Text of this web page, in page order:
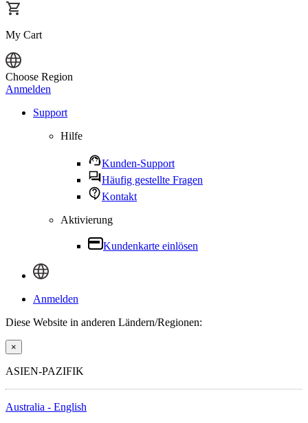
My Cart
Choose Region
Anmelden
Support
Hilfe
Kunden-Support
Häufig gestellte Fragen
Kontakt
Aktivierung
Kundenkarte einlösen
Anmelden
Diese Website in anderen Ländern/Regionen:
×
ASIEN-PAZIFIK
Australia - English